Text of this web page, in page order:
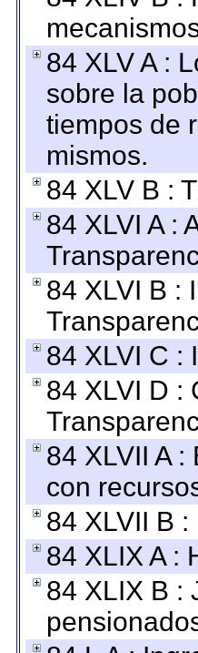
84 XLV A :
sobre la
tiempos de
mismos.
84 XLV B :
84 XLVI A :
84 XLVI B :
84 XLVI C :
84 XLVI D :
84 XLVII A
con
84 XLVII B
84 XLIX A :
84 XLIX B :